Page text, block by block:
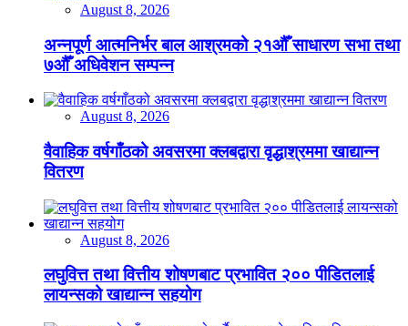
August 8, 2026
अन्नपूर्ण आत्मनिर्भर बाल आश्रमको २१औँ साधारण सभा तथा
७औँ अधिवेशन सम्पन्न
August 8, 2026
वैवाहिक वर्षगाँठको अवसरमा क्लबद्वारा वृद्धाश्रममा खाद्यान्न
वितरण
August 8, 2026
लघुवित्त तथा वित्तीय शोषणबाट प्रभावित २०० पीडितलाई
लायन्सको खाद्यान्न सहयोग